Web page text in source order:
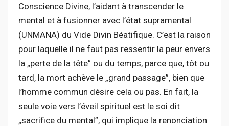
Conscience Divine, l’aidant à transcender le
mental et à fusionner avec l’état supramental
(UNMANA) du Vide Divin Béatifique. C’est la raison
pour laquelle il ne faut pas ressentir la peur envers
la „perte de la tête” ou du temps, parce que, tôt ou
tard, la mort achève le „grand passage”, bien que
l’homme commun désire cela ou pas. En fait, la
seule voie vers l’éveil spirituel est le soi dit
„sacrifice du mental”, qui implique la renonciation